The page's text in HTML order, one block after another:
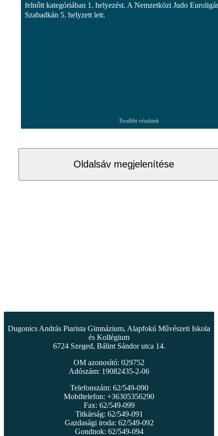
felnőtt kategóriában 1. helyezést. A Nemzetközi Judo
Szabadkán 5. helyzett lett.
További részletek
Oldalsáv megjelenítése
Dugonics András Piarista Gimnázium, Alapfokú Művészeti Iskola
és Kollégium
6724 Szeged, Bálint Sándor utca 14.
OM azonosító: 029752
Adószám: 19082435-2-06
Telefonszám: 62/549-090
Mobiltelefon: +36305356290
Fax: 62/549-099
Titkárság: 62/549-091
Gazdasági iroda: 62/549-092
Gondnok: 62/549-094